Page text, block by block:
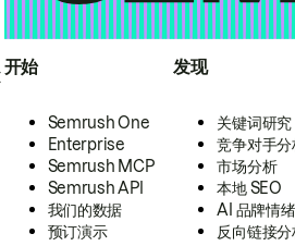
开始
Semrush One
Enterprise
Semrush MCP
Semrush API
我们的数据
预订演示
发现
关键词研究
竞争对手分
市场分析
本地 SEO
AI 品牌情绪
反向链接分